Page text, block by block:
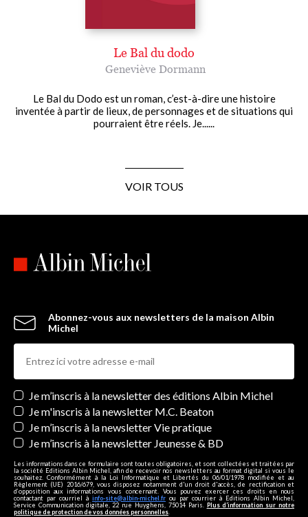
Le Bal du dodo
Geneviève Dormann
Le Bal du Dodo est un roman, c’est-à-dire une histoire
inventée à partir de lieux, de personnages et de situations qui
pourraient être réels. Je......
VOIR TOUS
Abonnez-vous aux newsletters de la maison Albin
Michel
Newsletters
Je m’inscris à la newsletter des éditions Albin Michel
Je m'inscris à la newsletter M.C. Beaton
Je m’inscris à la newsletter Vie pratique
Je m’inscris à la newsletter Jeunesse & BD
Les informations dans ce formulaire sont toutes obligatoires, et sont collectées et traitées par
la société Editions Albin Michel, afin de recevoir nos newsletters au format digital si vous le
souhaitez. Conformément à la Loi Informatique et Libertés du 06/01/1978 modifiée et au
Règlement (UE) 2016/679, vous disposez notamment d'un droit d'accès, de rectification et
d’opposition aux informations vous concernant. Vous pouvez exercer ces droits en nous
contactant par courriel à info-site@albin-michel.fr ou par courrier à Editions Albin Michel,
Service Communication digitale, 22 rue Huyghens, 75014 Paris. Plus d’information sur notre
politique de protection de vos données personnelles